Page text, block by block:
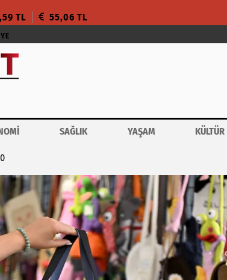
TL 55,06 TL
SAĞLIK YAŞAM KÜLTÜR
0